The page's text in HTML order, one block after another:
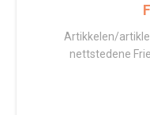
Artikkelen/
nettstedene